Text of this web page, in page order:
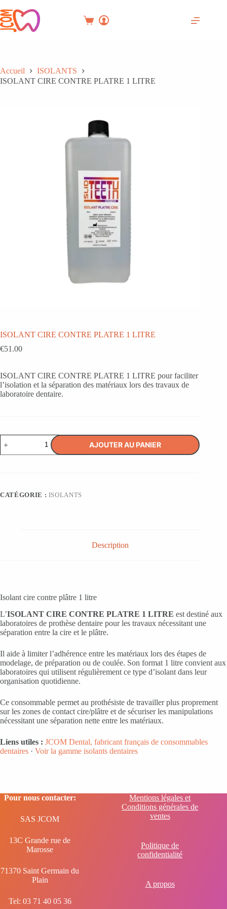
au
contenu
Panier
Accueil
ISOLANTS
ISOLANT CIRE CONTRE PLATRE 1 LITRE
ISOLANT CIRE CONTRE PLATRE 1 LITRE
€51.00
ISOLANT CIRE CONTRE PLATRE 1 LITRE pour faciliter
l’isolation et la séparation des matériaux lors des travaux de
laboratoire dentaire.
de
ISOLANT
LITRE
AJOUTER AU PANIER
CATÉGORIE : ISOLANTS
Description
Isolant cire contre plâtre 1 litre
L’ISOLANT CIRE CONTRE PLATRE 1 LITRE est destiné aux
laboratoires de prothèse dentaire pour les travaux nécessitant une
séparation entre la cire et le plâtre.
Il aide à limiter l’adhérence entre les matériaux lors des étapes de
modelage, de préparation ou de coulée. Son format 1 litre convient aux
laboratoires qui utilisent régulièrement ce type d’isolant dans leur
organisation quotidienne.
Ce consommable permet au prothésiste de travailler plus proprement
sur les zones de contact cire/plâtre et de sécuriser les manipulations
nécessitant une séparation nette entre les matériaux.
Liens utiles : JCOM Dental, fabricant français de consommables
dentaires · Voir la gamme isolants dentaires
Pour nous contacter:
SAS JCOM
13C Grande rue de
Marosse
71370 Saint Germain du
Plain
Tel: 03 71 40 05 36
Mentions légales et
Conditions générales de
ventes
Politique de
confidentialité
A propos